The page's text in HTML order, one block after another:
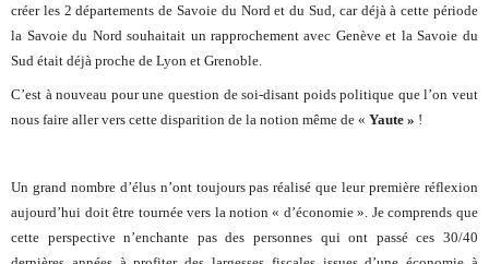
créer les 2 départements de Savoie du Nord et du Sud, car déjà à cette période
la Savoie du Nord souhaitait un rapprochement avec Genève et la Savoie du
Sud était déjà proche de Lyon et Grenoble.
C’est à nouveau pour une question de soi-disant poids politique que l’on veut
nous faire aller vers cette disparition de la notion même de «Yaute » !
Un grand nombre d’élus n’ont toujours pas réalisé que leur première réflexion
aujourd’hui doit être tournée vers la notion « d’économie ». Je comprends que
cette perspective n’enchante pas des personnes qui ont passé ces 30/40